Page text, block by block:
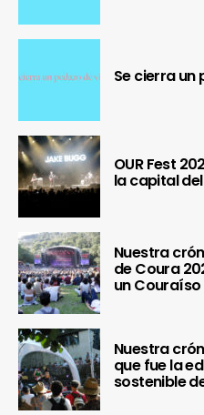
Se cierra un
OUR Fest
la capital
Nuestra
de Coura
un Couraíso
Nuestra
que fue la
sostenible